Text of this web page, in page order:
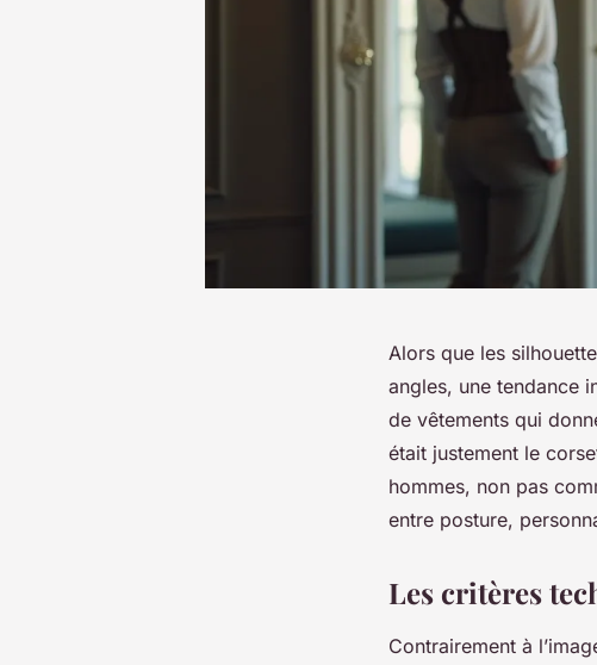
Alors que les
angles, une tendance
de vêtements qui
était justement le
hommes, non pas
entre posture,
Les critères
Contrairement à